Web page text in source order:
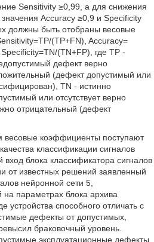
Sensitivity ≥0,99, а для снижения
Accuracy ≥0,9 и Specificity
должны быть отобраны весовые
(TP+FN), Accuracy=
(TN+FP), где TP -
дефект верно
(дефект допустимый или
TN - истинно
или отсутствует верно
отрицательный (дефект
весовые коэффициенты поступают
классификации сигналов
вход блока классификатора сигналов
от известных решений заявленный
нейронной сети 5,
параметрах блока архива
устройства способного отличать с
дефекты от допустимых,
браковочный уровень.
эксплуатационные дефекты